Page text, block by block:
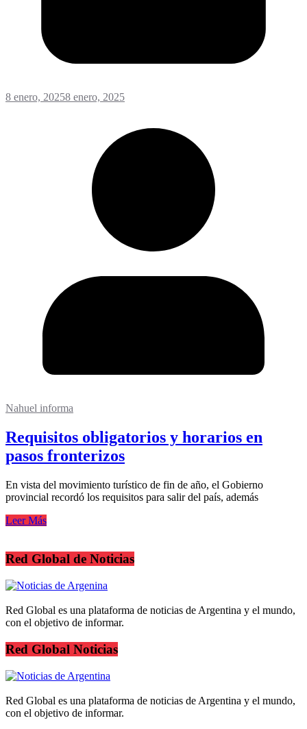
8 enero, 20258 enero, 2025
Nahuel informa
Requisitos obligatorios y horarios en
pasos fronterizos
En vista del movimiento turístico de fin de año, el Gobierno
provincial recordó los requisitos para salir del país, además
Leer Más
Red Global de Noticias
Red Global es una plataforma de noticias de Argentina y el mundo,
con el objetivo de informar.
Red Global Noticias
Red Global es una plataforma de noticias de Argentina y el mundo,
con el objetivo de informar.